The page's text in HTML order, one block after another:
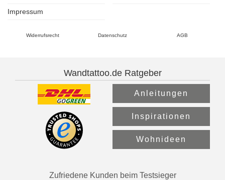
Impressum
Widerrufsrecht Datenschutz AGB
Wandtattoo.de Ratgeber
Anleitungen
Inspirationen
Wohnideen
Zufriedene Kunden beim Testsieger